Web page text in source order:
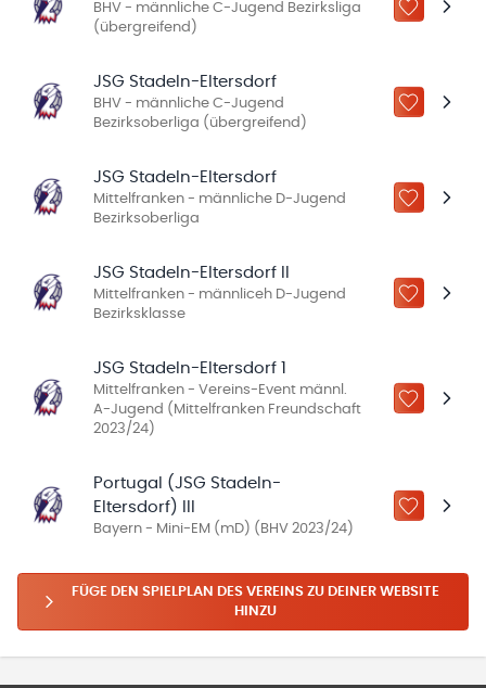
BHV - männliche C-Jugend Bezirksliga
(übergreifend)
ZU „MEINE
JSG Stadeln-Eltersdorf
BHV - männliche C-Jugend
Bezirksoberliga (übergreifend)
ZU „MEINE
JSG Stadeln-Eltersdorf
Mittelfranken - männliche D-Jugend
Bezirksoberliga
ZU „MEINE
JSG Stadeln-Eltersdorf II
Mittelfranken - männliceh D-Jugend
Bezirksklasse
ZU „MEINE
JSG Stadeln-Eltersdorf 1
Mittelfranken - Vereins-Event männl.
A-Jugend (Mittelfranken Freundschaft
2023/24)
ZU „MEINE
Portugal (JSG Stadeln-
Eltersdorf) III
Bayern - Mini-EM (mD) (BHV 2023/24)
ZU „MEINE
FÜGE DEN SPIELPLAN DES VEREINS ZU DEINER WEBSITE
HINZU